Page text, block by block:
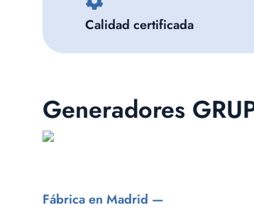
Calidad certificada
Generadores
Fábrica en Madrid —